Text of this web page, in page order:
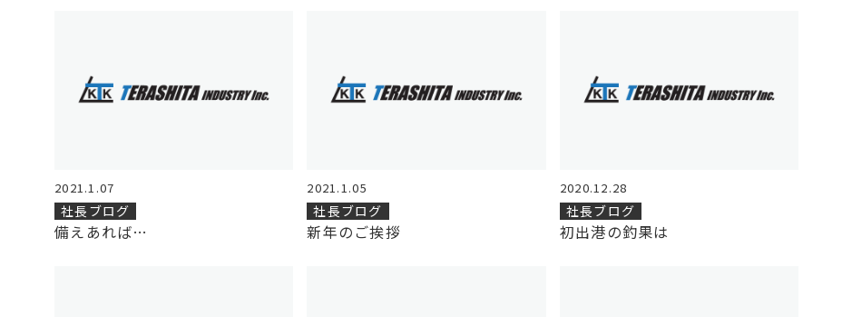
2021.1.07
社長ブログ
備えあれば…
2021.1.05
社長ブログ
新年のご挨拶
2020.12.28
社長ブログ
初出港の釣果は